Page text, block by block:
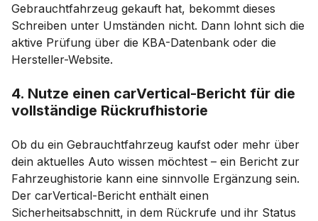
Gebrauchtfahrzeug gekauft hat, bekommt dieses
Schreiben unter Umständen nicht. Dann lohnt sich die
aktive Prüfung über die KBA-Datenbank oder die
Hersteller-Website.
4. Nutze einen carVertical-Bericht für die
vollständige Rückrufhistorie
Ob du ein Gebrauchtfahrzeug kaufst oder mehr über
dein aktuelles Auto wissen möchtest – ein Bericht zur
Fahrzeughistorie kann eine sinnvolle Ergänzung sein.
Der carVertical-Bericht enthält einen
Sicherheitsabschnitt, in dem Rückrufe und ihr Status